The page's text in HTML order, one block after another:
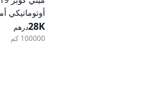
أوتوماتيكي
28Kدرهم
100000 كم